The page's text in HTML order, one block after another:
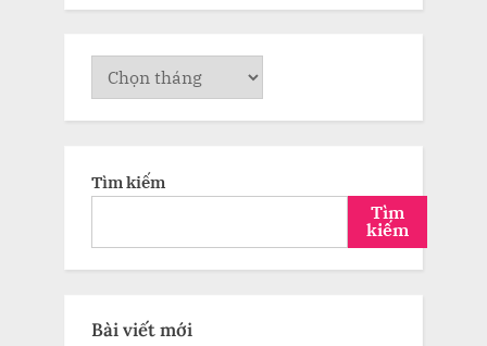
Lưu
trữ
Tìm kiếm
Tìm
kiếm
Bài viết mới